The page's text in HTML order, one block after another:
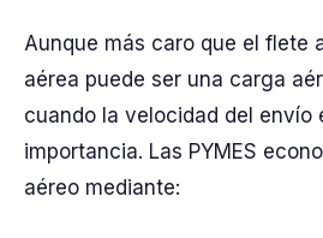
Aunque más caro que el flete
aérea puede ser una carga
cuando la velocidad del envío
importancia. Las PYMES
aéreo mediante: